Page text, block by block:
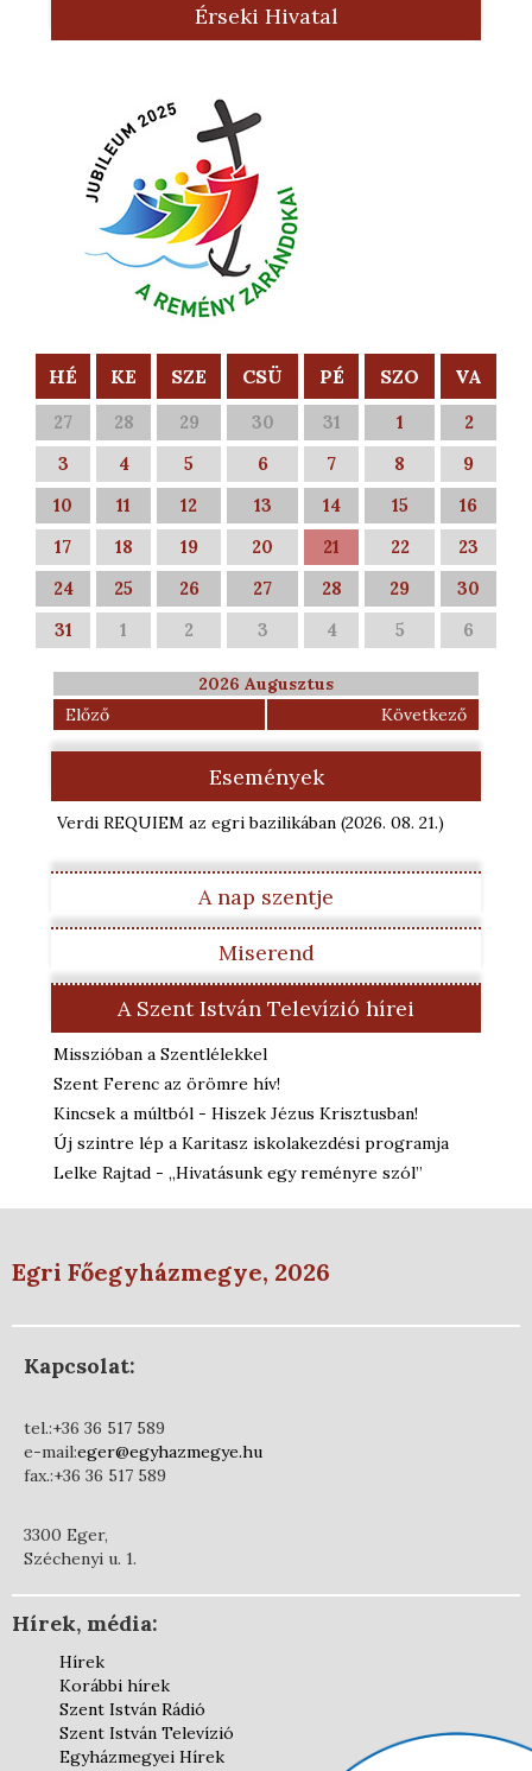
Érseki Hivatal
HÉ KE SZE CSÜ PÉ SZO VA
27 28 29 30 31 1
2
3
4 5 6 7 8
9
10
11 12 13 14 15
16
17
18 19 20 21 22
23
24
25 26 27 28 29
30
31
1 2 3 4 5 6
2026 Augusztus
Előző
Következő
Események
Verdi REQUIEM az egri bazilikában (2026. 08. 21.)
A nap szentje
Miserend
A Szent István Televízió hírei
Misszióban a Szentlélekkel
Szent Ferenc az örömre hív!
Kincsek a múltból - Hiszek Jézus Krisztusban!
Új szintre lép a Karitasz iskolakezdési programja
Lelke Rajtad - „Hivatásunk egy reményre szól”
Egri Főegyházmegye, 2026
Kapcsolat:
tel.:+36 36 517 589
e-mail:eger@egyhazmegye.hu
fax.:+36 36 517 589
3300 Eger,
Széchenyi u. 1.
Hírek, média:
Hírek
Korábbi hírek
Szent István Rádió
Szent István Televízió
Egyházmegyei Hírek